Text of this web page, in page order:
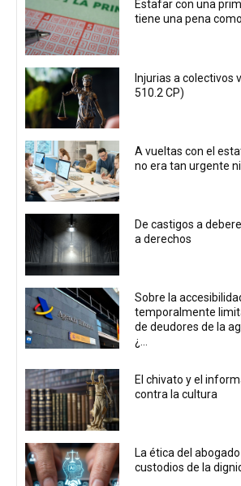
Estafar con una
tiene una pena
Injurias a colectivos
510.2 CP)
A vueltas con el
no era tan urgente
De castigos a
a derechos
Sobre la
temporalmente
de deudores de la
¿...
El chivato y el
contra la cultura
La ética del
custodios de la